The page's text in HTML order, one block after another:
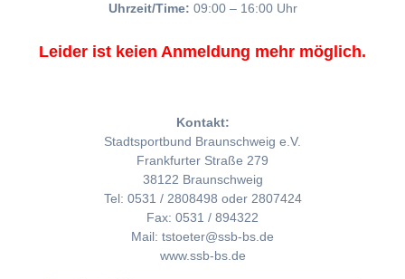
Uhrzeit/Time: 09:00 – 16:00 Uhr
Leider ist keien Anmeldung mehr möglich.
Kontakt:
Stadtsportbund Braunschweig e.V.
Frankfurter Straße 279
38122 Braunschweig
Tel: 0531 / 2808498 oder 2807424
Fax: 0531 / 894322
Mail: tstoeter@ssb-bs.de
www.ssb-bs.de